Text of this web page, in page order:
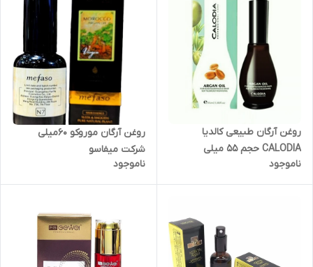
روغن آرگان طبیعی کالدیا
CALODIA حجم 55 میلی
ناموجود
روغن آرگان موروکو 60میلی
شرکت میفاسو
ناموجود